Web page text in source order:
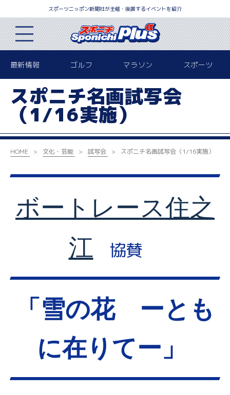
スポーツニッポン新聞社が主催・後援するイベントを紹介
最新情報 ゴルフ マラソン スポーツ
スポニチ名画試写会
（1/16実施）
HOME 文化・芸能 試写会 スポニチ名画試写会（1/16実施）
ボートレース住之
江 協賛
「雪の花 ーとも
に在りてー」